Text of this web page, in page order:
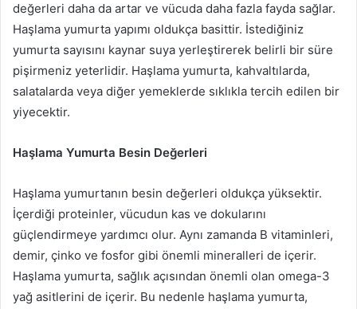
değerleri daha da artar ve vücuda daha fazla fayda sağlar.
Haşlama yumurta yapımı oldukça basittir. İstediğiniz
yumurta sayısını kaynar suya yerleştirerek belirli bir süre
pişirmeniz yeterlidir. Haşlama yumurta, kahvaltılarda,
salatalarda veya diğer yemeklerde sıklıkla tercih edilen bir
yiyecektir.
Haşlama Yumurta Besin Değerleri
Haşlama yumurtanın besin değerleri oldukça yüksektir.
İçerdiği proteinler, vücudun kas ve dokularını
güçlendirmeye yardımcı olur. Aynı zamanda B vitaminleri,
demir, çinko ve fosfor gibi önemli mineralleri de içerir.
Haşlama yumurta, sağlık açısından önemli olan omega-3
yağ asitlerini de içerir. Bu nedenle haşlama yumurta,